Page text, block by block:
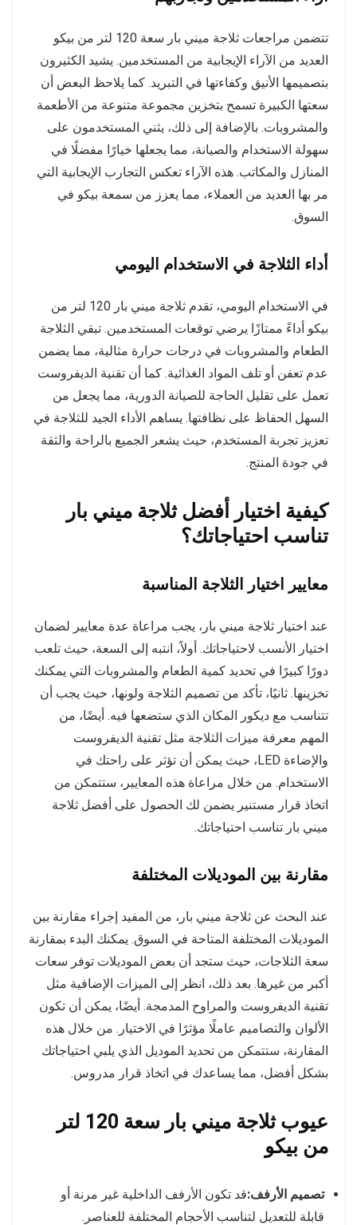
تتضمن مراجعات ثلاجة ميني بار سعة 120 لتر من بيكو
العديد من الآراء الإيجابية من المستخدمين. يشيد الكثيرون
بتصميمها الأنيق وكفاءتها في التبريد. كما يلاحظ البعض أن
سعتها الكبيرة تسمح بتخزين مجموعة متنوعة من الأطعمة
والمشروبات. بالإضافة إلى ذلك، يثني المستخدمون على
سهولة الاستخدام والصيانة، مما يجعلها خيارًا مفضلًا في
المنازل والمكاتب. هذه الآراء تعكس التجارب الإيجابية التي
مر بها العديد من العملاء، مما يعزز من سمعة بيكو في
السوق.
أداء الثلاجة في الاستخدام اليومي
في الاستخدام اليومي، تقدم ثلاجة ميني بار 120 لتر من
بيكو أداءً ممتازًا يرضي توقعات المستخدمين. تبقي الثلاجة
الطعام والمشروبات في درجات حرارة مثالية، مما يضمن
عدم تعفن أو تلف المواد الغذائية. كما أن تقنية الديفروست
تعمل على تقليل الحاجة للصيانة الدورية، مما يجعل من
السهل الحفاظ على نظافتها. يساهم الأداء الجيد للثلاجة في
تعزيز تجربة المستخدم، حيث يشعر الجميع بالراحة والثقة
في جودة المنتج.
كيفية اختيار أفضل ثلاجة ميني بار
تناسب احتياجاتك؟
معايير اختيار الثلاجة المناسبة
عند اختيار ثلاجة ميني بار، يجب مراعاة عدة معايير لضمان
اختيار الأنسب لاحتياجاتك. أولاً، انتبه إلى السعة، حيث تلعب
دورًا كبيرًا في تحديد كمية الطعام والمشروبات التي يمكنك
تخزينها. ثانيًا، تأكد من تصميم الثلاجة ولونها، حيث يجب أن
تتناسب مع ديكور المكان الذي ستضعها فيه. أيضًا، من
المهم معرفة ميزات الثلاجة مثل تقنية الديفروست
والإضاءة LED، حيث يمكن أن تؤثر على راحتك في
الاستخدام. من خلال مراعاة هذه المعايير، ستتمكن من
اتخاذ قرار مستنير يضمن لك الحصول على أفضل ثلاجة
ميني بار تناسب احتياجاتك.
مقارنة بين الموديلات المختلفة
عند البحث عن ثلاجة ميني بار، من المفيد إجراء مقارنة بين
الموديلات المختلفة المتاحة في السوق. يمكنك البدء بمقارنة
سعة الثلاجات، حيث ستجد أن بعض الموديلات توفر سعات
أكبر من غيرها. بعد ذلك، انظر إلى الميزات الإضافية مثل
تقنية الديفروست والمراوح المدمجة. أيضًا، يمكن أن تكون
الألوان والتصاميم عاملًا مؤثرًا في الاختيار. من خلال هذه
المقارنة، ستتمكن من تحديد الموديل الذي يلبي احتياجاتك
بشكل أفضل، مما يساعدك في اتخاذ قرار مدروس.
عيوب ثلاجة ميني بار سعة 120 لتر
من بيكو
تصميم الأرفف:قد تكون الأرفف الداخلية غير مرنة أو
قابلة للتعديل لتناسب الأحجام المختلفة للعناصر.